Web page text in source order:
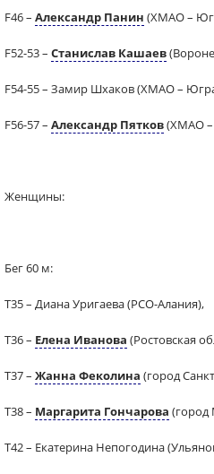
F46 – Александр Панин (ХМАО –
F52-53 – Станислав Кашаев
F54-55 – Замир Шхаков (ХМАО –
F56-57 – Александр Пятков(ХМАО
Женщины:
Бег 60 м:
Т35 – Диана Уригаева (РСО-Алания),
Т36 – Елена Иванова (Ростовская
Т37 – Жанна Феколина (город
Т38 – Маргарита Гончарова (город
Т42 – Екатерина Непогодина